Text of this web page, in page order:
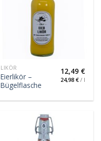
LIKÖR
Eierlikör –
Bügelflasche
12,49 €
24,98 €/ l